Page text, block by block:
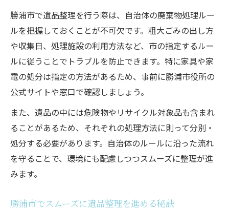
勝浦市で遺品整理を行う際は、自治体の廃棄物処理ルー
ルを把握しておくことが不可欠です。粗大ごみの出し方
や収集日、処理施設の利用方法など、市の指定するルー
ルに従うことでトラブルを防止できます。特に家具や家
電の処分は指定の方法があるため、事前に勝浦市役所の
公式サイトや窓口で確認しましょう。
また、遺品の中には危険物やリサイクル対象品も含まれ
ることがあるため、それぞれの処理方法に則って分別・
処分する必要があります。自治体のルールに沿った流れ
を守ることで、環境にも配慮しつつスムーズに整理が進
みます。
勝浦市でスムーズに遺品整理を進める秘訣